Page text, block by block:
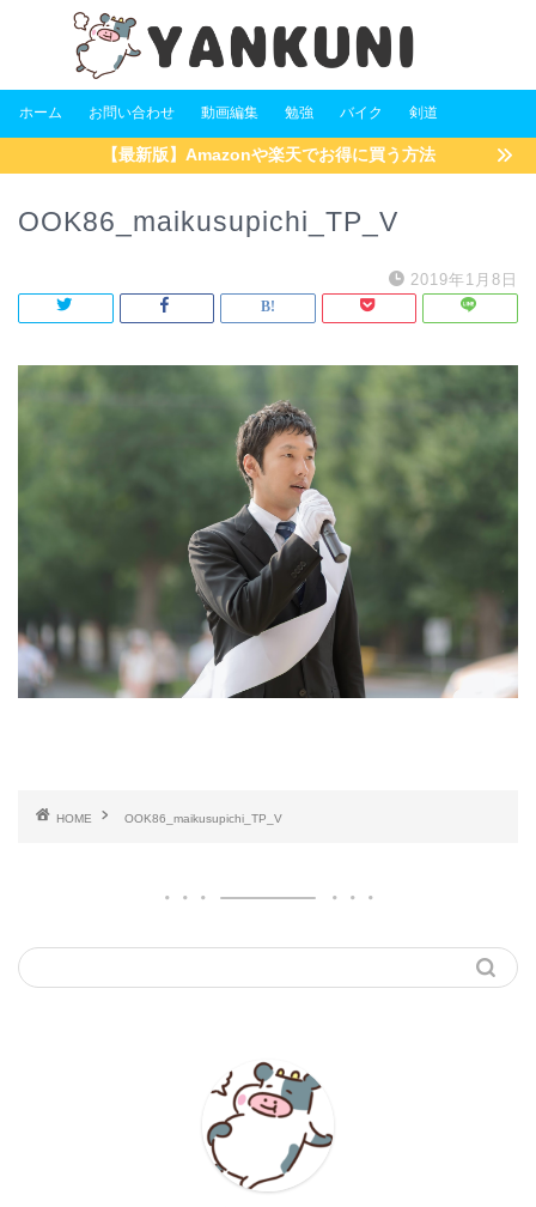
ホーム お問い合わせ 動画編集 勉強 バイク 剣道
【最新版】Amazonや楽天でお得に買う方法
OOK86_maikusupichi_TP_V
2019年1月8日
HOME OOK86_maikusupichi_TP_V